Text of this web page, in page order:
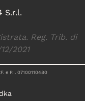
S.r.l.
Reg. Trib. di
2021
e P.I. 07100110480